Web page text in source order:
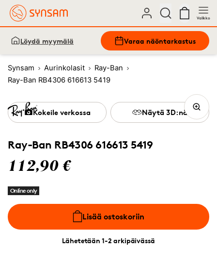
Valikko
Löydä myymälä Varaa näöntarkastus
Synsam Aurinkolasit
Ray-Ban
Ray-Ban RB4306 616613 5419
Ray-Ban RB4306 616613 5419
112,90 €
Online only
Lisää ostoskoriin
Lähetetään 1-2 arkipäivässä
Kokeile verkossa Näytä 3D:nä